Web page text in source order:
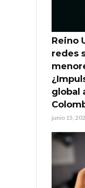
Reino
redes
global
junio 15,